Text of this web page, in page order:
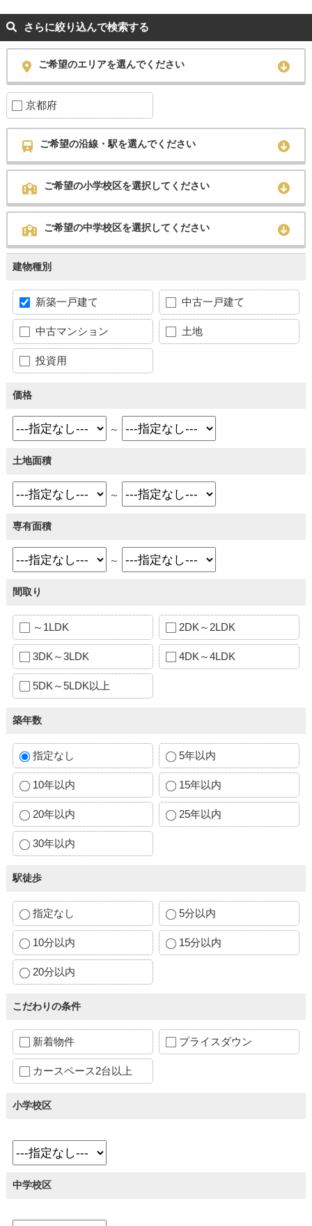
さらに絞り込んで検索する
ご希望のエリアを選んでください
京都府
ご希望の沿線・駅を選んでください
ご希望の小学校区を選択してください
ご希望の中学校区を選択してください
建物種別
新築一戸建て 中古一戸建て
中古マンション 土地
投資用
価格
～
土地面積
～
専有面積
～
間取り
～1LDK 2DK～2LDK
3DK～3LDK 4DK～4LDK
5DK～5LDK以上
築年数
指定なし 5年以内
10年以内 15年以内
20年以内 25年以内
30年以内
駅徒歩
指定なし 5分以内
10分以内 15分以内
20分以内
こだわりの条件
新着物件 プライスダウン
カースペース2台以上
小学校区
中学校区